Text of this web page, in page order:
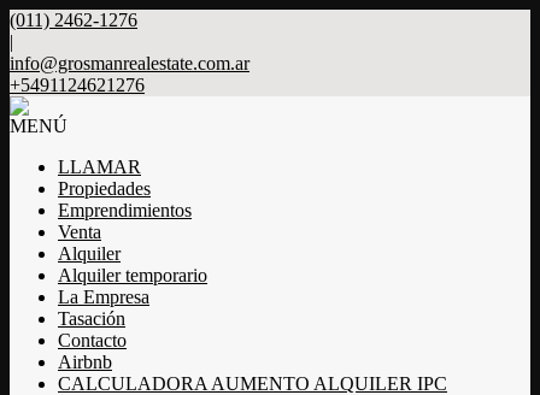
(011) 2462-1276
|
info@grosmanrealestate.com.ar
+5491124621276
MENÚ
LLAMAR
Propiedades
Emprendimientos
Venta
Alquiler
Alquiler temporario
La Empresa
Tasación
Contacto
Airbnb
CALCULADORA AUMENTO ALQUILER IPC